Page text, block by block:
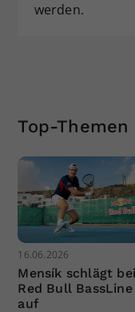
werden.
Top-
16.06.2026
Mensík schlägt bei
Red Bull BassLine
auf